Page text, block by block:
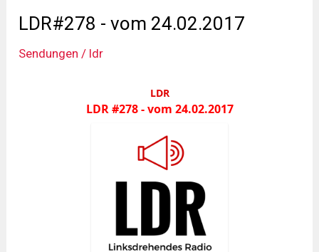
LDR#278 - vom 24.02.2017
Sendungen / ldr